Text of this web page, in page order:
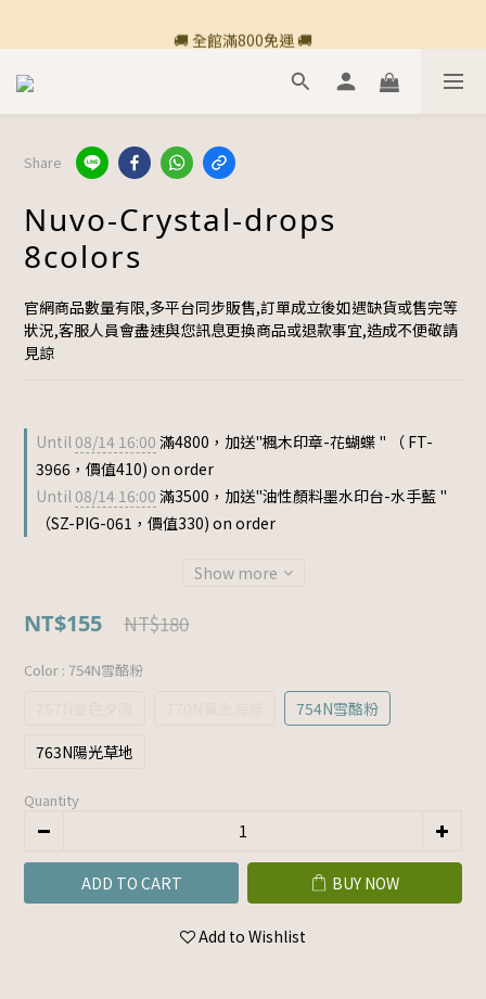
🚚 全館滿800免運 🚚
Share
Nuvo-Crystal-drops
8colors
官網商品數量有限,多平台同步販售,訂單成立後如遇缺貨或售完等
狀況,客服人員會盡速與您訊息更換商品或退款事宜,造成不便敬請
見諒
Until 08/14 16:00 滿4800，加送"楓木印章-花蝴蝶 " （ FT-
3966，價值410) on order
Until 08/14 16:00 滿3500，加送"油性顏料墨水印台-水手藍 "
（SZ-PIG-061，價值330) on order
Show more
NT$155 NT$180
Color : 754N雪酪粉
754N雪酪粉
763N陽光草地
Quantity
ADD TO CART BUY NOW
Add to Wishlist